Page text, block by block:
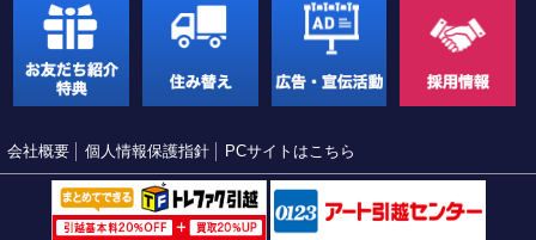
会社概要 個人情報保護指針 PCサイトはこちら